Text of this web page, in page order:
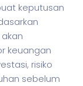
keputusan
keuangan
risiko
sebelum